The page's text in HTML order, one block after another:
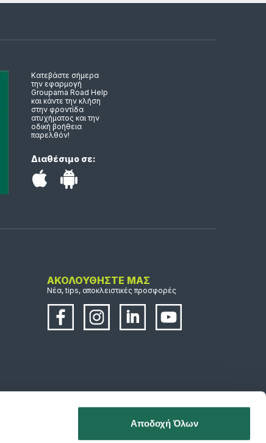
Αποδοχή Όλων
Κατεβάστε σήμερα
την εφαρμογή
Groupama Road Help
και κάντε την κλήση
στην φροντίδα
ατυχήματος και την
οδική βοήθεια
παρελθόν!
Διαθέσιμο σε:
ΑΚΟΛΟΥΘΗΣΤΕ ΜΑΣ
Νέα, tips, αποκλειστικές προσφορές